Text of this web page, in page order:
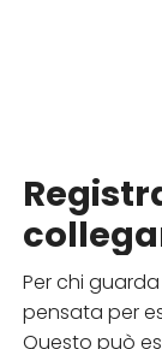
Per chi
pensata per
Questo può